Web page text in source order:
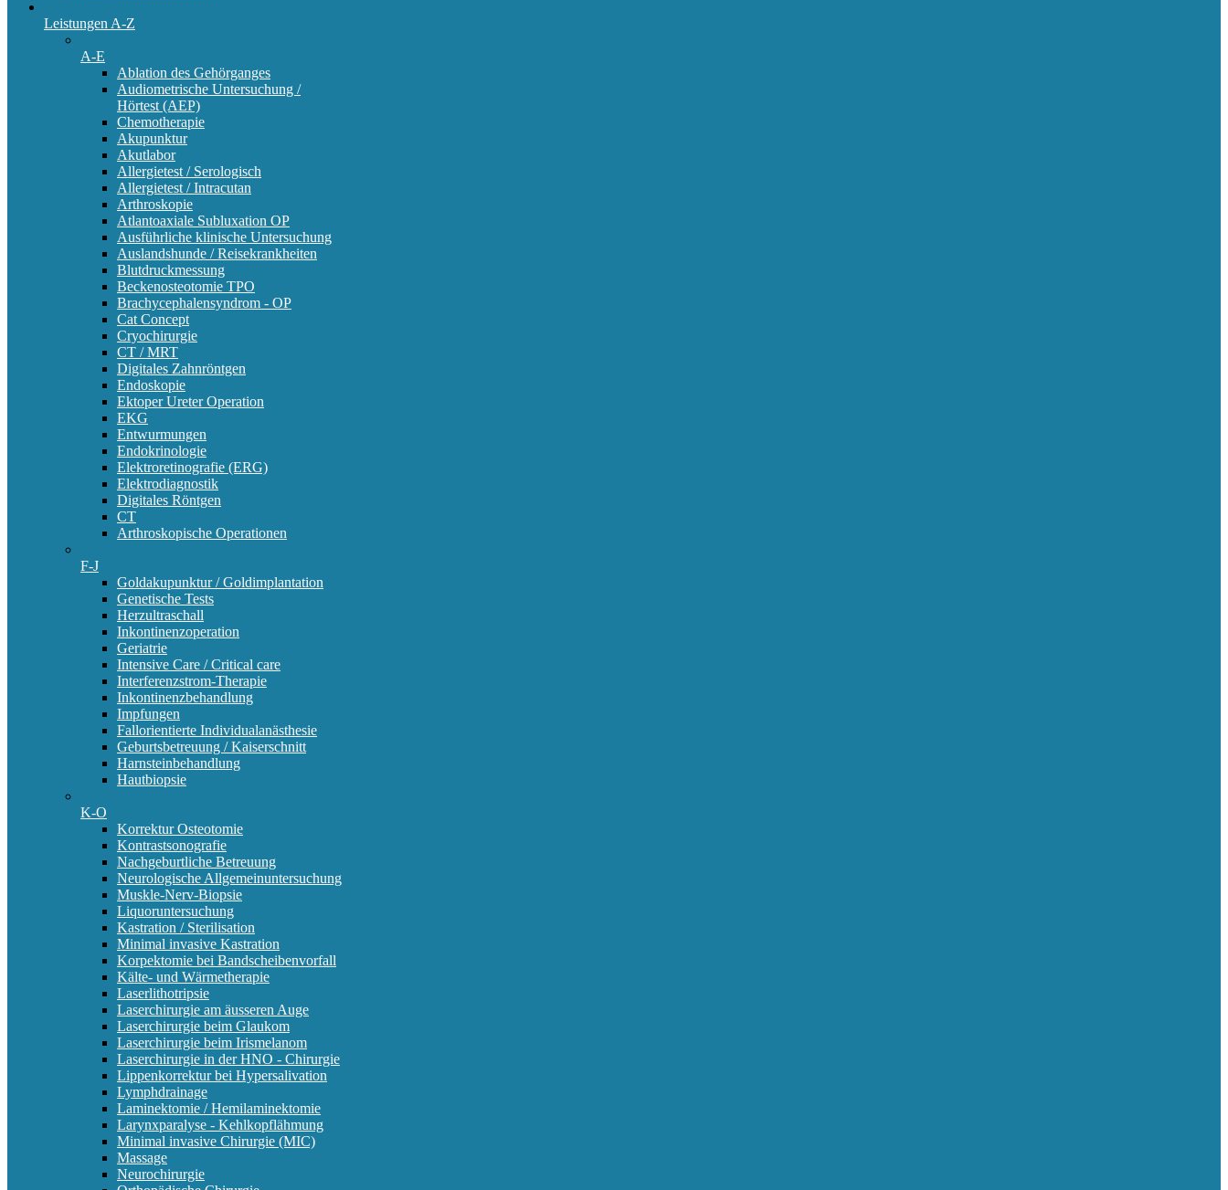
Leistungen A-Z
A-E
Ablation des Gehörganges
Audiometrische Untersuchung /
Hörtest (AEP)
Chemotherapie
Akupunktur
Akutlabor
Allergietest / Serologisch
Allergietest / Intracutan
Arthroskopie
Atlantoaxiale Subluxation OP
Ausführliche klinische Untersuchung
Auslandshunde / Reisekrankheiten
Blutdruckmessung
Beckenosteotomie TPO
Brachycephalensyndrom - OP
Cat Concept
Cryochirurgie
CT / MRT
Digitales Zahnröntgen
Endoskopie
Ektoper Ureter Operation
EKG
Entwurmungen
Endokrinologie
Elektroretinografie (ERG)
Elektrodiagnostik
Digitales Röntgen
CT
Arthroskopische Operationen
F-J
Goldakupunktur / Goldimplantation
Genetische Tests
Herzultraschall
Inkontinenzoperation
Geriatrie
Intensive Care / Critical care
Interferenzstrom-Therapie
Inkontinenzbehandlung
Impfungen
Fallorientierte Individualanästhesie
Geburtsbetreuung / Kaiserschnitt
Harnsteinbehandlung
Hautbiopsie
K-O
Korrektur Osteotomie
Kontrastsonografie
Nachgeburtliche Betreuung
Neurologische Allgemeinuntersuchung
Muskle-Nerv-Biopsie
Liquoruntersuchung
Kastration / Sterilisation
Minimal invasive Kastration
Korpektomie bei Bandscheibenvorfall
Kälte- und Wärmetherapie
Laserlithotripsie
Laserchirurgie am äusseren Auge
Laserchirurgie beim Glaukom
Laserchirurgie beim Irismelanom
Laserchirurgie in der HNO - Chirurgie
Lippenkorrektur bei Hypersalivation
Lymphdrainage
Laminektomie / Hemilaminektomie
Larynxparalyse - Kehlkopflähmung
Minimal invasive Chirurgie (MIC)
Massage
Neurochirurgie